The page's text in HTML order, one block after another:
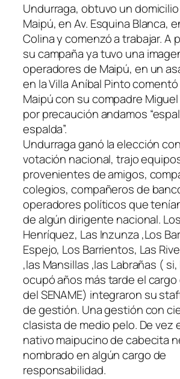
Undurraga, obtuvo un
Maipú, en Av. Esquina Blanca,
Colina y comenzó a trabajar. A
su campaña ya tuvo una
operadores de Maipú, en un
en la Villa Aníbal Pinto
Maipú con su compadre
por precaución andamos
espalda”.
Undurraga ganó la elección
votación nacional, trajo
provenientes de amigos,
colegios, compañeros de
operadores políticos que
de algún dirigente nacional.
Henríquez, Las Inzunza ,Los
Espejo, Los Barrientos, Las
,las Mansillas ,las Labrañas (
ocupó años más tarde el
del SENAME) integraron su
de gestión. Una gestión con
clasista de medio pelo. De vez
nativo maipucino de cabecita
nombrado en algún cargo de
responsabilidad.